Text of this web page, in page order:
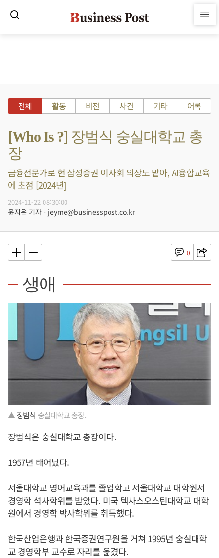
전체 활동 비전 사건 기타 어록
[Who Is ?] 장범식 숭실대학교 총
장
금융전문가로 현 삼성증권 이사회 의장도 맡아, AI융합교육
에 초점 [2024년]
2024-11-22 08:30:00
윤지은 기자 - jeyme@businesspost.co.kr
0
생애
▲ 장범식 숭실대학교 총장.
장범식은 숭실대학교 총장이다.
1957년 태어났다.
서울대학교 영어교육과를 졸업학고 서울대학교 대학원서
경영학 석사학위를 받았다. 미국 텍사스오스틴대학교 대학
원에서 경영학 박사학위를 취득했다.
한국산업은행과 한국증권연구원을 거쳐 1995년 숭실대학
교 경영학부 교수로 자리를 옮겼다.